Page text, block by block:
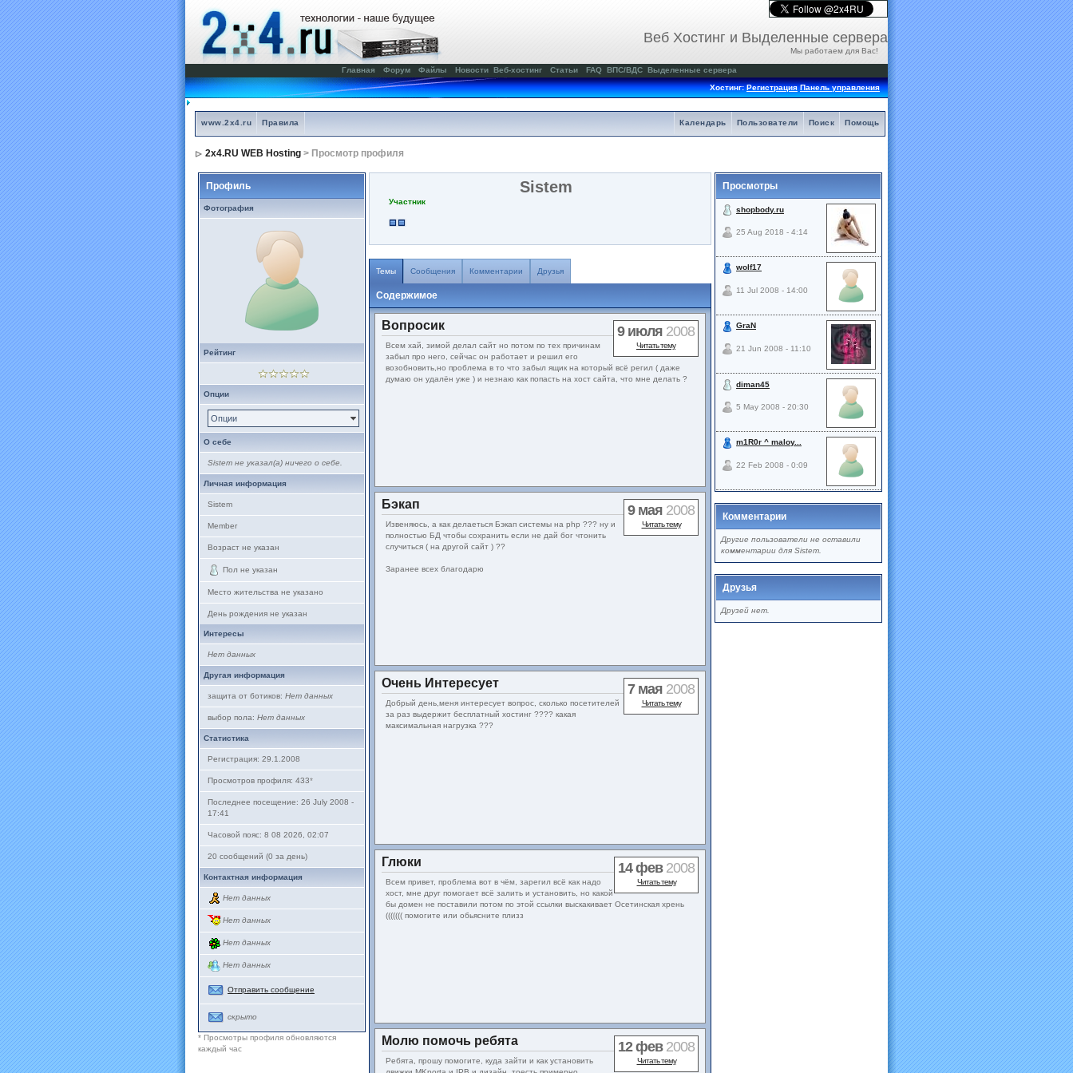
Веб Хостинг и Выделенные сервера
Мы работаем для Вас!
Главная Форум Файлы Новости Веб-хостинг Статьи FAQ ВПС/ВДС Выделенные сервера
Хостинг:Регистрация Панель управления
www.2x4.ru Правила Помощь
Поиск
Пользователи
Календарь
2x4.RU WEB Hosting > Просмотр профиля
Профиль
Фотография
Рейтинг
Опции
Опции
О себе
Sistem не указал(а) ничего о себе.
Личная информация
Sistem
Member
Возраст не указан
Пол не указан
Место жительства не указано
День рождения не указан
Интересы
Нет данных
Другая информация
защита от ботиков: Нет данных
выбор пола: Нет данных
Статистика
Регистрация: 29.1.2008
Просмотров профиля: 433*
Последнее посещение: 26 July 2008 -
17:41
Часовой пояс: 8 08 2026, 02:07
20 сообщений (0 за день)
Контактная информация
Нет данных
Нет данных
Нет данных
Нет данных
Отправить сообщение
скрыто
* Просмотры профиля обновляются
каждый час
Sistem
Участник
Темы Сообщения Комментарии Друзья
Содержимое
9 июля 2008
Читать тему
Вопросик
Всем хай, зимой делал сайт но потом по тех причинам
забыл про него, сейчас он работает и решил его
возобновить,но проблема в то что забыл ящик на который всё регил ( даже
думаю он удалён уже ) и незнаю как попасть на хост сайта, что мне делать ?
9 мая 2008
Читать тему
Бэкап
Извеняюсь, а как делаеться Бэкап системы на php ??? ну и
полностью БД чтобы сохранить если не дай бог чтонить
случиться ( на другой сайт ) ??
Заранее всех благодарю
7 мая 2008
Читать тему
Очень Интересует
Добрый день,меня интересует вопрос, сколько посетителей
за раз выдержит бесплатный хостинг ???? какая
максимальная нагрузка ???
14 фев 2008
Читать тему
Глюки
Всем привет, проблема вот в чём, зарегил всё как надо
хост, мне друг помогает всё залить и установить, но какой
бы домен не поставили потом по этой ссылки выскакивает Осетинская хрень
((((((( помогите или обьясните плизз
12 фев 2008
Читать тему
Молю помочь ребята
Ребята, прошу помогите, куда зайти и как установить
Просмотры
shopbody.ru
25 Aug 2018 - 4:14
wolf17
11 Jul 2008 - 14:00
GraN
21 Jun 2008 - 11:10
diman45
5 May 2008 - 20:30
m1R0r ^ maloy...
22 Feb 2008 - 0:09
Комментарии
Другие пользователи не оставили
комментарии для Sistem.
Друзья
Друзей нет.